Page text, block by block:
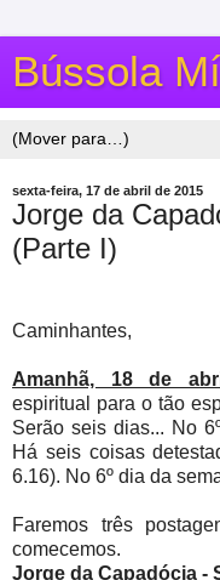
Bússola
sexta-feira, 17 de abril de 2015
Jorge da
(Parte I)
Caminhantes,
Amanhã, 18 de
espiritual para o tão
Serão seis dias... No
Há seis coisas
6.16). No 6º dia da
Faremos três
comecemos.
Jorge da Capadócia -